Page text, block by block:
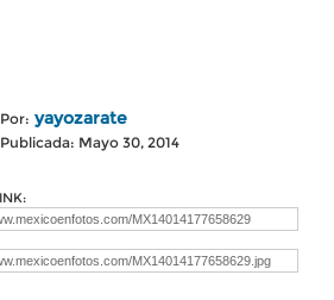
Por: yayozarate
Publicada: Mayo 30, 2014